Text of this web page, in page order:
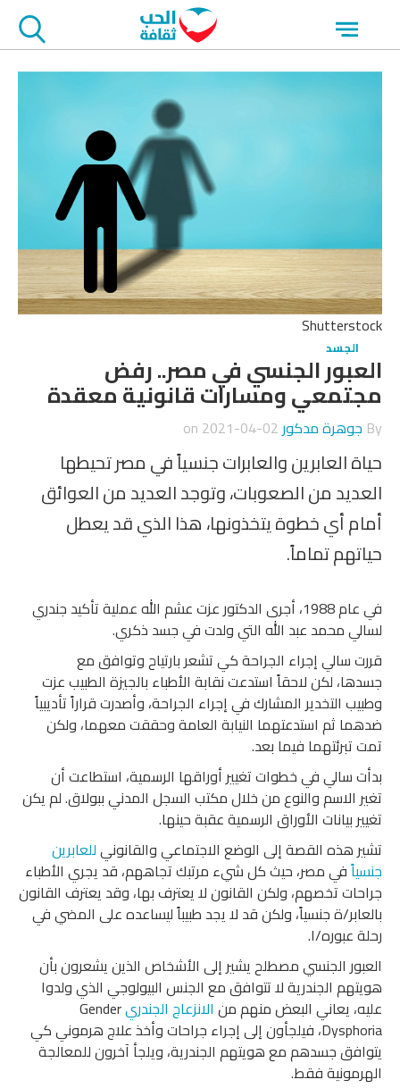
Open
menu
Shutterstock
الجسد
العبور الجنسي في مصر.. رفض
مجتمعي ومسارات قانونية معقدة
By جوهرة مدكور 2021-04-02
حياة العابرين والعابرات جنسياً في مصر تحيطها
العديد من الصعوبات، وتوجد العديد من العوائق
أمام أي خطوة يتخذونها، هذا الذي قد يعطل
حياتهم تماماً.
في عام 1988، أجرى الدكتور عزت عشم الله عملية تأكيد جندري
لسالي محمد عبد الله التي ولدت في جسد ذكري.
قررت سالي إجراء الجراحة كي تشعر بارتياح وتوافق مع
جسدها، لكن لاحقاً استدعت نقابة الأطباء بالجيزة الطبيب عزت
وطبيب التخدير المشارك في إجراء الجراحة، وأصدرت قراراً تأديبياً
ضدهما ثم استدعتهما النيابة العامة وحققت معهما، ولكن
تمت تبرئتهما فيما بعد.
بدأت سالي في خطوات تغيير أوراقها الرسمية، استطاعت أن
تغير الاسم والنوع من خلال مكتب السجل المدني ببولاق. لم يكن
تغيير بيانات الأوراق الرسمية عقبة حينها.
تشير هذه القصة إلى الوضع الاجتماعي والقانونيللعابرين
جنسياًفي مصر، حيث كل شيء مرتبك تجاههم، قد يجري الأطباء
جراحات تخصهم، ولكن القانون لا يعترف بها، وقد يعترف القانون
بالعابر/ة جنسياً، ولكن قد لا يجد طبيباً ليساعده على المضي في
رحلة عبوره/ا.
العبور الجنسي مصطلح يشير إلى الأشخاص الذين يشعرون بأن
هويتهم الجندرية لا تتوافق مع الجنس البيولوجي الذي ولدوا
عليه، يعاني البعض منهم من الانزعاج الجندريGender
Dysphoria، فيلجأون إلى إجراء جراحات وأخذ علاج هرموني كي
يتوافق جسدهم مع هويتهم الجندرية، ويلجأ آخرون للمعالجة
الهرمونية فقط.